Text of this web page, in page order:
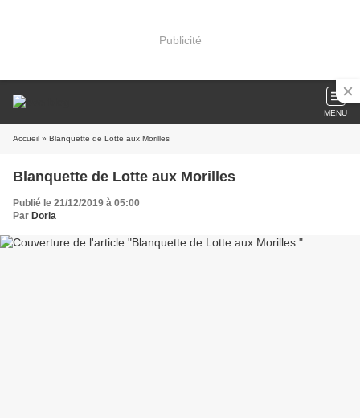
Publicité
MENU
Accueil » Blanquette de Lotte aux Morilles
Blanquette de Lotte aux Morilles
Publié le 21/12/2019 à 05:00
Par Doria